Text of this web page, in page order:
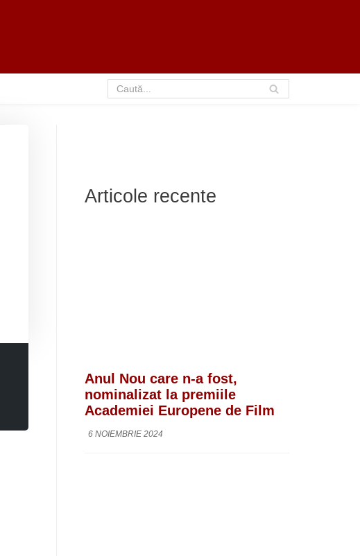
Articole recente
Anul Nou care n-a fost,
nominalizat la premiile
Academiei Europene de Film
6 NOIEMBRIE 2024